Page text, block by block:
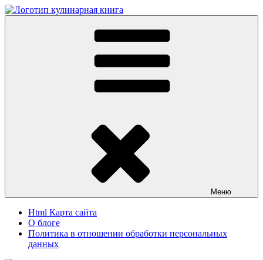
Перейти
к
Вкусные кулинарные рецепты
Меню
Html Карта сайта
О блоге
Политика в отношении обработки персональных
данных